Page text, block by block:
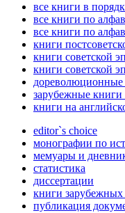
все книги в
все книги по
все книги по
книги
книги советской
книги советской
дореволюционные
зарубежные книги
книги на
editor`s choice
монографии по
мемуары и
статистика
диссертации
книги зарубежных
публикация